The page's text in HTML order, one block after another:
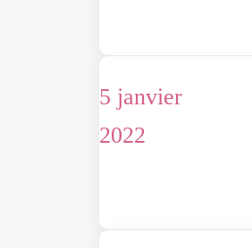
5 janvier
2022